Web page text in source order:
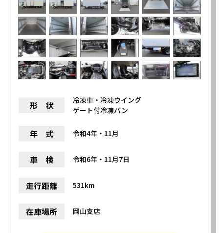
形 状
冷凍車・冷凍ウイング
ゲート付冷凍バン
年 式 令和4年・11月
車 検 令和6年・11月7日
走行距離 531km
在庫場所 岡山支店